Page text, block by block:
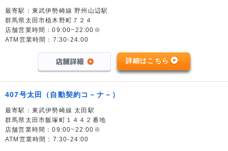
最寄駅：東武伊勢崎線 野州山辺駅
群馬県太田市植木野町７２４
店舗営業時間：09:00~22:00※
ATM営業時間：7:30-24:00
詳細はこちら
407号太田（自動契約コ－ナ－）
最寄駅：東武伊勢崎線 太田駅
群馬県太田市飯塚町１４４２番地
店舗営業時間：09:00~22:00※
ATM営業時間：7:30-24:00